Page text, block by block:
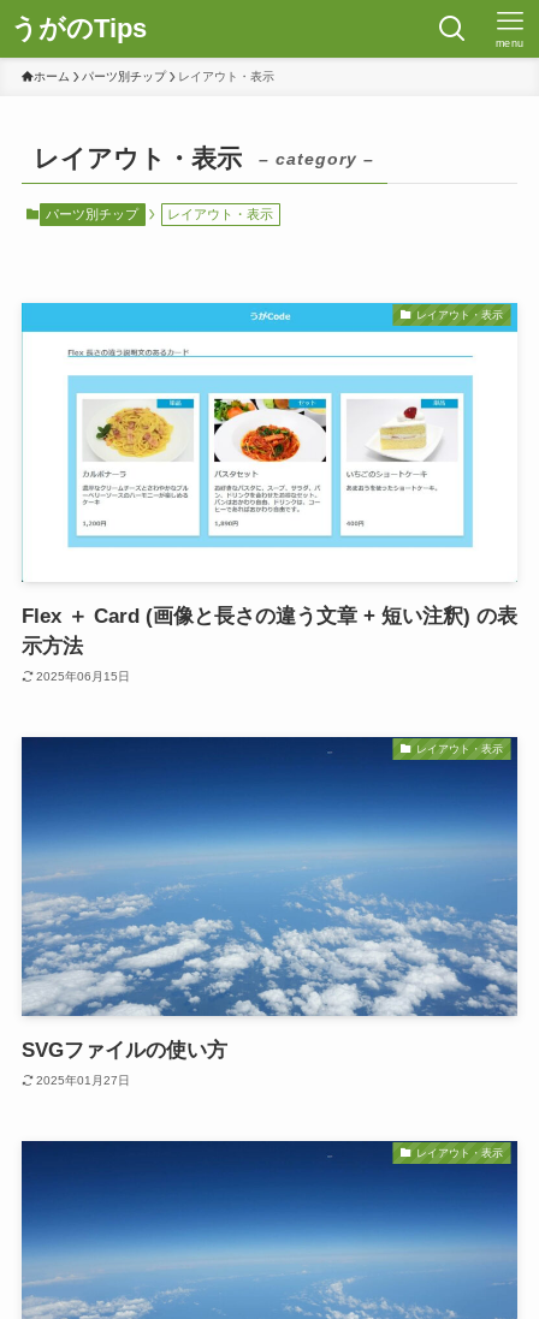
うがのTips menu
ホーム パーツ別チップ レイアウト・表示
レイアウト・表示 – category –
パーツ別チップ レイアウト・表示
レイアウト・表示
Flex ＋ Card (画像と長さの違う文章 + 短い注釈) の表
示方法
2025年06月15日
レイアウト・表示
SVGファイルの使い方
2025年01月27日
レイアウト・表示